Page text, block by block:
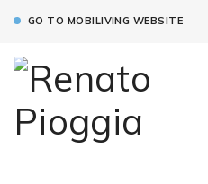
GO TO MOBILIVING WEBSITE